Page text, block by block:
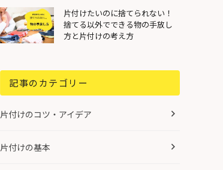
片付けたいのに捨てられない！
捨てる以外でできる物の手放し
方と片付けの考え方
記事のカテゴリー
片付けのコツ・アイデア
片付けの基本